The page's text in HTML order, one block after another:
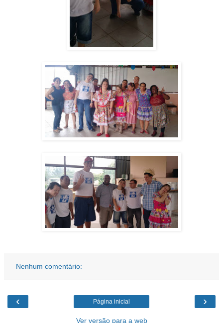
Nenhum comentário:
‹ ›
Página inicial
Ver versão para a web